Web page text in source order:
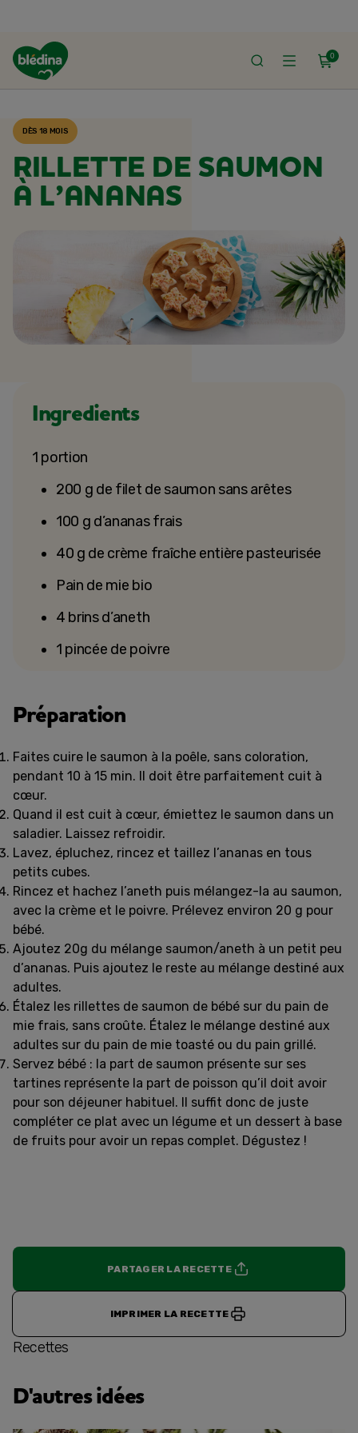
0
ACCUEIL
DÈS 18 MOIS
RILLETTE DE SAUMON
À L’ANANAS
Ingredients
1 portion
200 g de filet de saumon sans arêtes
100 g d’ananas frais
40 g de crème fraîche entière pasteurisée
Pain de mie bio
4 brins d’aneth
1 pincée de poivre
Préparation
Faites cuire le saumon à la poêle, sans coloration,
pendant 10 à 15 min. Il doit être parfaitement cuit à
cœur.
Quand il est cuit à cœur, émiettez le saumon dans un
saladier. Laissez refroidir.
Lavez, épluchez, rincez et taillez l’ananas en tous
petits cubes.
Rincez et hachez l’aneth puis mélangez-la au saumon,
avec la crème et le poivre. Prélevez environ 20 g pour
bébé.
Ajoutez 20g du mélange saumon/aneth à un petit peu
d’ananas. Puis ajoutez le reste au mélange destiné aux
adultes.
Étalez les rillettes de saumon de bébé sur du pain de
mie frais, sans croûte. Étalez le mélange destiné aux
adultes sur du pain de mie toasté ou du pain grillé.
Servez bébé : la part de saumon présente sur ses
tartines représente la part de poisson qu’il doit avoir
pour son déjeuner habituel. Il suffit donc de juste
compléter ce plat avec un légume et un dessert à base
de fruits pour avoir un repas complet. Dégustez !
PARTAGER LA RECETTE
IMPRIMER LA RECETTE
Recettes
D'autres idées